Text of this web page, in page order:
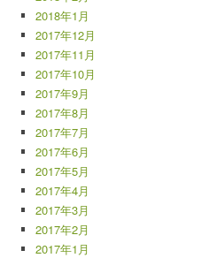
2018年1月
2017年12月
2017年11月
2017年10月
2017年9月
2017年8月
2017年7月
2017年6月
2017年5月
2017年4月
2017年3月
2017年2月
2017年1月